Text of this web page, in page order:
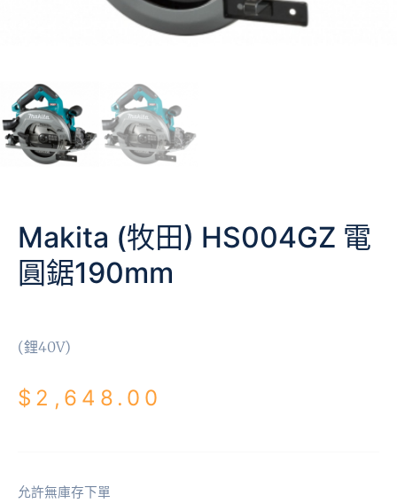
Makita (牧田) HS004GZ 電
圓鋸190mm
(鋰40V)
$ 2,648.00
允許無庫存下單